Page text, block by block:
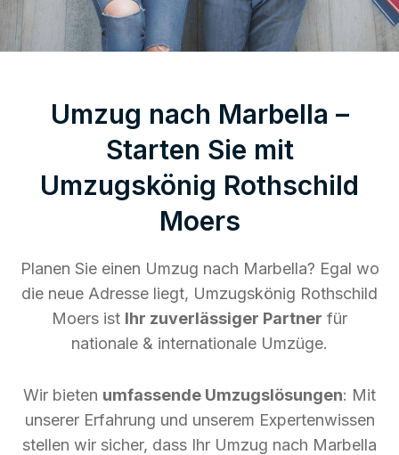
Umzug nach Marbella –
Starten Sie mit
Umzugskönig Rothschild
Moers
Planen Sie einen Umzug nach Marbella? Egal wo
die neue Adresse liegt, Umzugskönig Rothschild
Moers ist Ihr zuverlässiger Partner für
nationale & internationale Umzüge.
Wir bieten umfassende Umzugslösungen: Mit
unserer Erfahrung und unserem Expertenwissen
stellen wir sicher, dass Ihr Umzug nach Marbella